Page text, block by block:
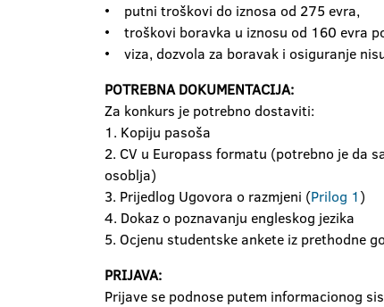
• putni troškovi do iznosa od 275 evra,
• troškovi boravka u iznosu od 160 evra
• viza, dozvola za boravak i osiguranje
POTREBNA DOKUMENTACIJA:
Za konkurs je potrebno dostaviti:
1. Kopiju pasoša
2. CV u Europass formatu (potrebno je da
osoblja)
3. Prijedlog Ugovora o razmjeni (Prilog 1)
4. Dokaz o poznavanju engleskog jezika
5. Ocjenu studentske ankete iz prethodne
PRIJAVA:
Prijave se podnose putem informacionog